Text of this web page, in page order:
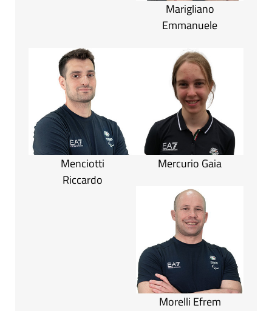
Marigliano
Emmanuele
Menciotti
Riccardo
Mercurio Gaia
Morelli Efrem